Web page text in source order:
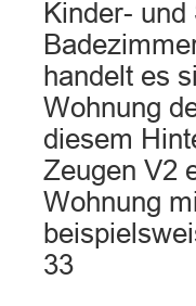
Kinder-
handelt es
Wohnung
diesem
Zeugen V2
Wohnung
33